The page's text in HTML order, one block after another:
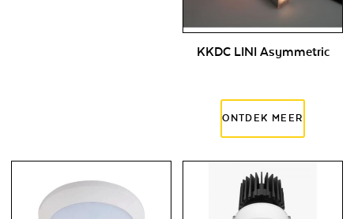
KKDC LINI Asymmetric